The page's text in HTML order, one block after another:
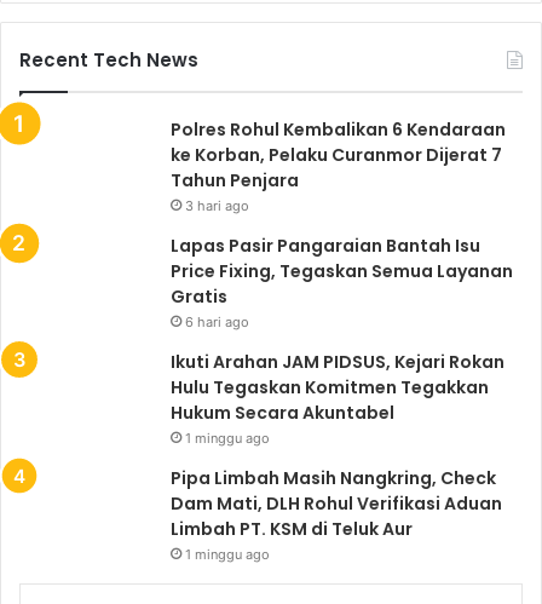
Recent Tech News
Polres Rohul Kembalikan 6 Kendaraan
ke Korban, Pelaku Curanmor Dijerat 7
Tahun Penjara
3 hari ago
Lapas Pasir Pangaraian Bantah Isu
Price Fixing, Tegaskan Semua Layanan
Gratis
6 hari ago
Ikuti Arahan JAM PIDSUS, Kejari Rokan
Hulu Tegaskan Komitmen Tegakkan
Hukum Secara Akuntabel
1 minggu ago
Pipa Limbah Masih Nangkring, Check
Dam Mati, DLH Rohul Verifikasi Aduan
Limbah PT. KSM di Teluk Aur
1 minggu ago